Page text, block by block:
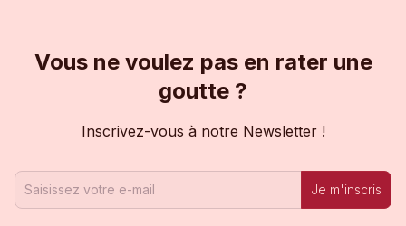
Vous ne voulez pas en rater une
goutte ?
Inscrivez-vous à notre Newsletter !
Je m'inscris